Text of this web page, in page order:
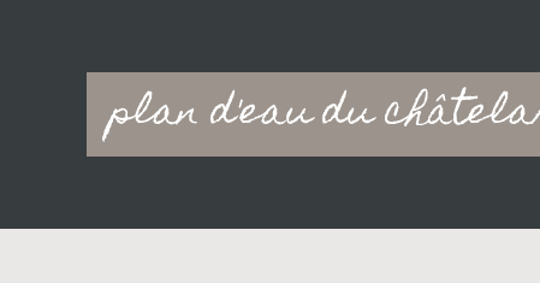
plan d'eau du
Main
navigation